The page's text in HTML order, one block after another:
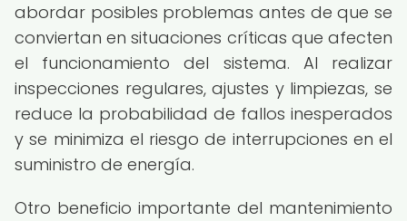
abordar posibles problemas antes de que se
conviertan en situaciones críticas que afecten
el funcionamiento del sistema. Al realizar
inspecciones regulares, ajustes y limpiezas, se
reduce la probabilidad de fallos inesperados
y se minimiza el riesgo de interrupciones en el
suministro de energía.
Otro beneficio importante del mantenimiento